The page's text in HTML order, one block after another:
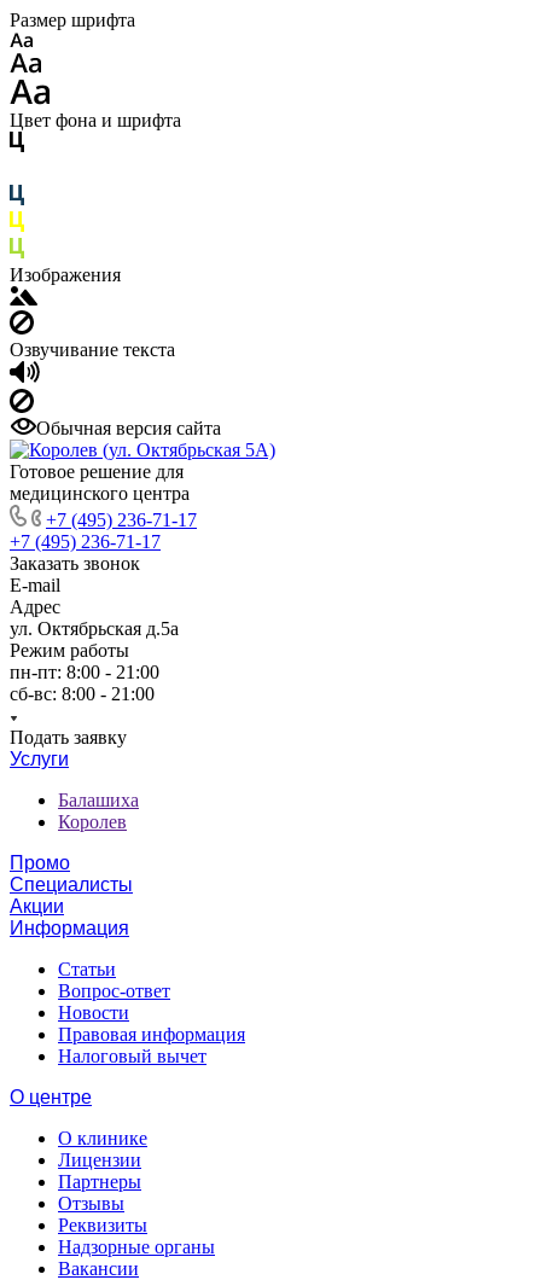
Размер шрифта
Цвет фона и шрифта
Изображения
Озвучивание текста
Обычная версия сайта
Готовое решение для
медицинского центра
+7 (495) 236-71-17
+7 (495) 236-71-17
Заказать звонок
E-mail
Адрес
ул. Октябрьская д.5а
Режим работы
пн-пт: 8:00 - 21:00
сб-вс: 8:00 - 21:00
Подать заявку
Услуги
Балашиха
Королев
Промо
Специалисты
Акции
Информация
Статьи
Вопрос-ответ
Новости
Правовая информация
Налоговый вычет
О центре
О клинике
Лицензии
Партнеры
Отзывы
Реквизиты
Надзорные органы
Вакансии